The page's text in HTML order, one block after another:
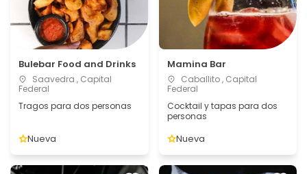
Bulebar Food and Drinks
Saavedra , Capital
Federal
Tragos para dos personas
Nueva
Mamina Bar
Caballito , Capital
Federal
Cocktail y tapas para dos
personas
Nueva